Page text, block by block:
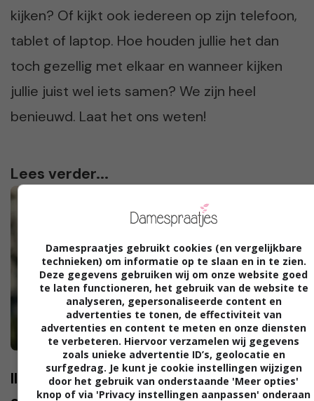
kijken? Of kijkt ook iedereen op zijn telefoon,
tablet of laptop. Hoe houden jullie het dan
toch gezellig met elkaar en wanneer kijken
jullie juist wel iets samen? We zijn heel
benieuwd. Laat het ons weten!
Lees verder...
Ilona: “De moeders op school maken
Damespraatjes gebruikt cookies (en vergelijkbare
technieken) om informatie op te slaan en in te zien.
Deze gegevens gebruiken wij om onze website goed
te laten functioneren, het gebruik van de website te
analyseren, gepersonaliseerde content en
advertenties te tonen, de effectiviteit van
advertenties en content te meten en onze diensten
te verbeteren. Hiervoor verzamelen wij gegevens
zoals unieke advertentie ID’s, geolocatie en
surfgedrag. Je kunt je cookie instellingen wijzigen
door het gebruik van onderstaande 'Meer opties'
knop of via 'Privacy instellingen aanpassen' onderaan